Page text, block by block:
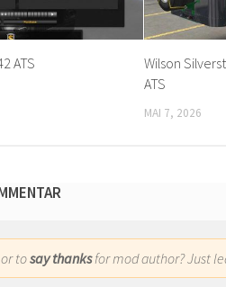
ATS
Wilson
ATS
MAI 7, 2026
or tosay thanksfor mod author? Just